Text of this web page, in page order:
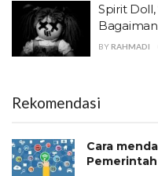
Spirit Doll,
BY RAHMADI
Rekomendasi
Cara
Pemerintah